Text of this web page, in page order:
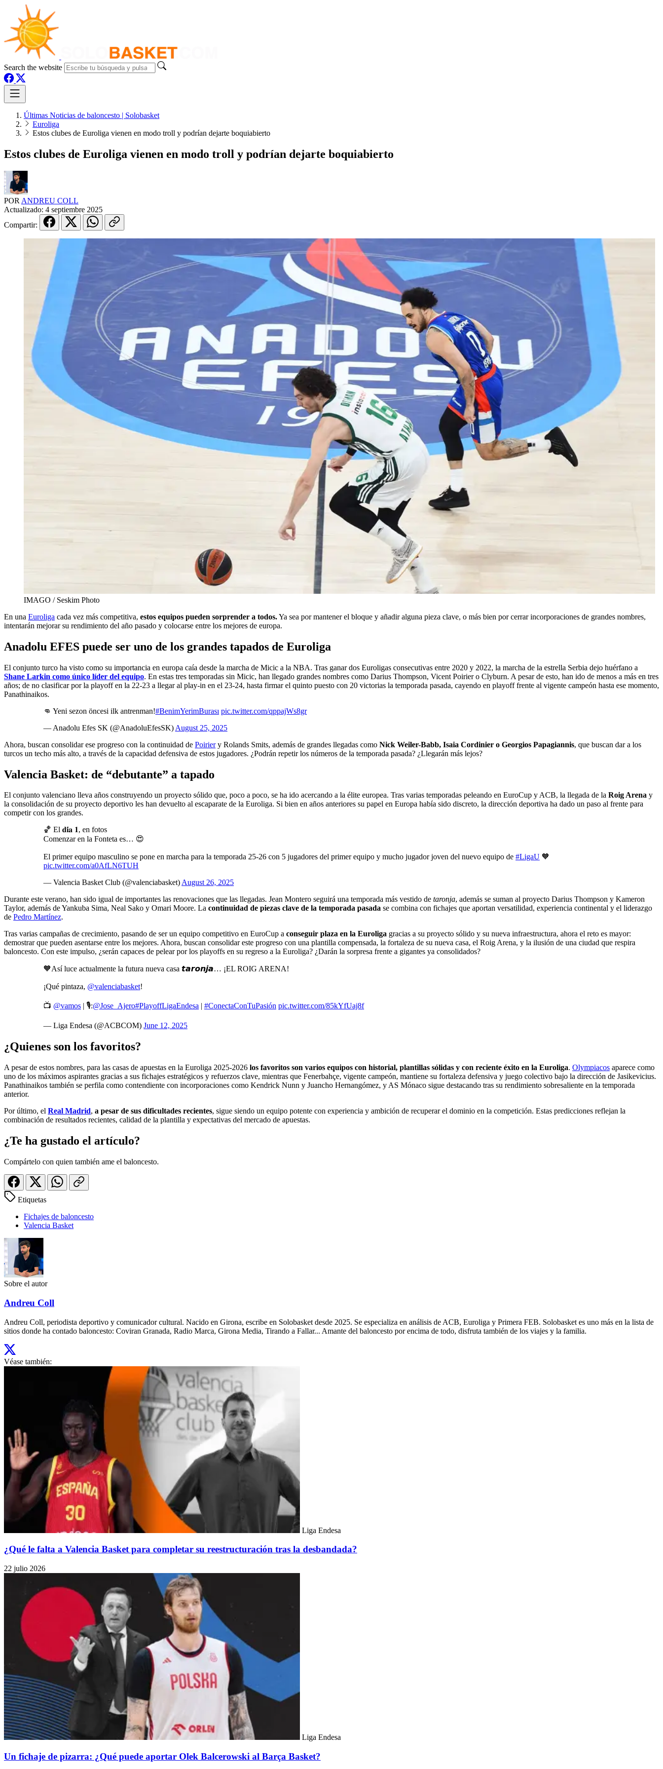
Search the website
Últimas Noticias de baloncesto | Solobasket
Euroliga
Estos clubes de Euroliga vienen en modo troll y podrían dejarte boquiabierto
Estos clubes de Euroliga vienen en modo troll y podrían dejarte boquiabierto
POR ANDREU COLL
Actualizado: 4 septiembre 2025
Compartir:
IMAGO / Seskim Photo
En una Euroliga cada vez más competitiva, estos equipos pueden sorprender a todos.Ya sea por mantener el bloque y añadir alguna pieza clave, o más bien por cerrar incorporaciones de grandes nombres,
intentarán mejorar su rendimiento del año pasado y colocarse entre los mejores de europa.
Anadolu EFES puede ser uno de los grandes tapados de Euroliga
El conjunto turco ha visto como su importancia en europa caía desde la marcha de Micic a la NBA. Tras ganar dos Euroligas consecutivas entre 2020 y 2022, la marcha de la estrella Serbia dejo huérfano a
Shane Larkin como único líder del equipo. En estas tres temporadas sin Micic, han llegado grandes nombres como Darius Thompson, Vicent Poirier o Clyburn. A pesar de esto, han ido de menos a más en tres
años; de no clasificar por la playoff en la 22-23 a llegar al play-in en el 23-24, hasta firmar el quinto puesto con 20 victorias la temporada pasada, cayendo en playoff frente al vigente campeón hasta ese momento,
Panathinaikos.
👊 Yeni sezon öncesi ilk antrenman!#BenimYerimBurası pic.twitter.com/qppajWs8gr
— Anadolu Efes SK (@AnadoluEfesSK) August 25, 2025
Ahora, buscan consolidar ese progreso con la continuidad de Poiriery Rolands Smits, además de grandes llegadas como Nick Weiler-Babb, Isaia Cordinier o Georgios Papagiannis, que buscan dar a los
turcos un techo más alto, a través de la capacidad defensiva de estos jugadores. ¿Podrán repetir los números de la temporada pasada? ¿Llegarán más lejos?
Valencia Basket: de “debutante” a tapado
El conjunto valenciano lleva años construyendo un proyecto sólido que, poco a poco, se ha ido acercando a la élite europea. Tras varias temporadas peleando en EuroCup y ACB, la llegada de la Roig Arena y
la consolidación de su proyecto deportivo les han devuelto al escaparate de la Euroliga. Si bien en años anteriores su papel en Europa había sido discreto, la dirección deportiva ha dado un paso al frente para
competir con los grandes.
🏀 El 𝐝𝐢́𝐚 𝟏, en fotos
Comenzar en la Fonteta es… 😍
El primer equipo masculino se pone en marcha para la temporada 25-26 con 5 jugadores del primer equipo y mucho jugador joven del nuevo equipo de #LigaU 🧡
pic.twitter.com/a0AfLN6TUH
— Valencia Basket Club (@valenciabasket)August 26, 2025
Durante este verano, han sido igual de importantes las renovaciones que las llegadas. Jean Montero seguirá una temporada más vestido de taronja, además se suman al proyecto Darius Thompson y Kameron
Taylor, además de Yankuba Sima, Neal Sako y Omari Moore. La continuidad de piezas clave de la temporada pasada se combina con fichajes que aportan versatilidad, experiencia continental y el liderazgo
de Pedro Martínez.
Tras varias campañas de crecimiento, pasando de ser un equipo competitivo en EuroCup a conseguir plaza en la Euroliga gracias a su proyecto sólido y su nueva infraestructura, ahora el reto es mayor:
demostrar que pueden asentarse entre los mejores. Ahora, buscan consolidar este progreso con una plantilla compensada, la fortaleza de su nueva casa, el Roig Arena, y la ilusión de una ciudad que respira
baloncesto. Con este impulso, ¿serán capaces de pelear por los playoffs en su regreso a la Euroliga? ¿Darán la sorpresa frente a gigantes ya consolidados?
🧡Así luce actualmente la futura nueva casa 𝙩𝙖𝙧𝙤𝙣𝙟𝙖… ¡EL ROIG ARENA!
¡Qué pintaza, @valenciabasket!
📺 @vamos | 🎙️:@Jose_Ajero#PlayoffLigaEndesa | #ConectaConTuPasión pic.twitter.com/85kYfUaj8f
— Liga Endesa (@ACBCOM) June 12, 2025
¿Quienes son los favoritos?
A pesar de estos nombres, para las casas de apuestas en la Euroliga 2025-2026 los favoritos son varios equipos con historial, plantillas sólidas y con reciente éxito en la Euroliga. Olympiacos aparece como
uno de los máximos aspirantes gracias a sus fichajes estratégicos y refuerzos clave, mientras que Fenerbahçe, vigente campeón, mantiene su fortaleza defensiva y juego colectivo bajo la dirección de Jasikevicius.
Panathinaikos también se perfila como contendiente con incorporaciones como Kendrick Nunn y Juancho Hernangómez, y AS Mónaco sigue destacando tras su rendimiento sobresaliente en la temporada
anterior.
Por último, el Real Madrid, a pesar de sus dificultades recientes, sigue siendo un equipo potente con experiencia y ambición de recuperar el dominio en la competición. Estas predicciones reflejan la
combinación de resultados recientes, calidad de la plantilla y expectativas del mercado de apuestas.
¿Te ha gustado el artículo?
Compártelo con quien también ame el baloncesto.
Etiquetas
Fichajes de baloncesto
Valencia Basket
Sobre el autor
Andreu Coll
Andreu Coll, periodista deportivo y comunicador cultural. Nacido en Girona, escribe en Solobasket desde 2025. Se especializa en análisis de ACB, Euroliga y Primera FEB. Solobasket es uno más en la lista de
sitios donde ha contado baloncesto: Coviran Granada, Radio Marca, Girona Media, Tirando a Fallar... Amante del baloncesto por encima de todo, disfruta también de los viajes y la familia.
Véase también:
Liga Endesa
¿Qué le falta a Valencia Basket para completar su reestructuración tras la desbandada?
22 julio 2026
Liga Endesa
Un fichaje de pizarra: ¿Qué puede aportar Olek Balcerowski al Barça Basket?